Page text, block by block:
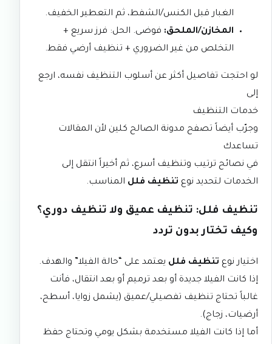
الغبار قبل الكنس/الشفط، ثم التعطير الخفيف.
المخازن/الملحق: فوضى. الحل: فرز سريع +
التخلص من غير الضروري + تنظيف أرضي فقط.
لو احتجت تفاصيل أكثر عن أسلوب التنظيف نفسه، ارجع
إلى
خدمات التنظيف
وجرّب أيضاً تصفح مدونة الصالح كلين لأن المقالات
تساعدك
في نصائح ترتيب وتنظيف أسرع، ثم أخيراً انتقل إلى
الخدمات لتحديد نوع تنظيف فلل المناسب.
تنظيف فلل: تنظيف عميق ولا تنظيف دوري؟
وكيف تختار بدون تردد
اختيار نوع تنظيف فلل يعتمد على “حالة الفيلا” والهدف.
إذا كانت الفيلا جديدة أو بعد ترميم أو بعد انتقال، فأنت
غالباً تحتاج تنظيف تفصيلي/عميق (يشمل زوايا، أسطح،
أرضيات، زجاج).
أما إذا كانت الفيلا مستخدمة بشكل يومي وتحتاج حفظ